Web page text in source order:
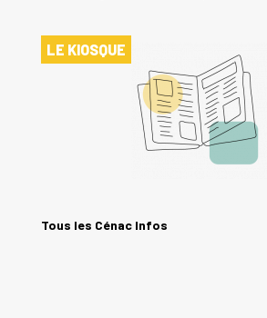
LE KIOSQUE
Tous les Cénac Infos